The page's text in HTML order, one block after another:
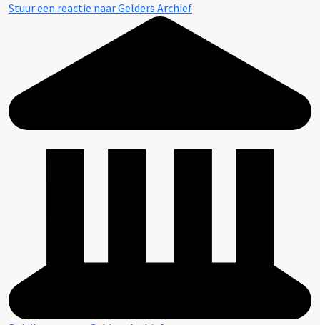
Stuur een reactie naar Gelders Archief